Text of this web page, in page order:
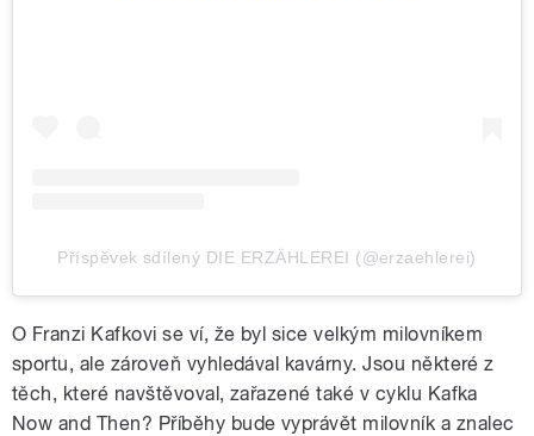
Příspěvek sdílený DIE ERZÄHLEREI (@erzaehlerei)
O Franzi Kafkovi se ví, že byl sice velkým milovníkem
sportu, ale zároveň vyhledával kavárny. Jsou některé z
těch, které navštěvoval, zařazené také v cyklu Kafka
Now and Then? Příběhy bude vyprávět milovník a znalec